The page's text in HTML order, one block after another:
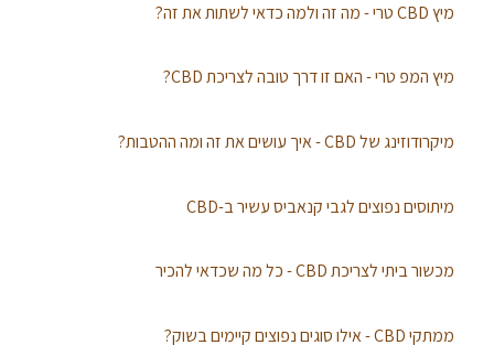
מיץ CBD טרי - מה זה ולמה כדאי לשתות את זה?
מיץ המפ טרי - האם זו דרך טובה לצריכת CBD?
מיקרודוזינג של CBD - איך עושים את זה ומה ההטבות?
מיתוסים נפוצים לגבי קנאביס עשיר ב-CBD
מכשור ביתי לצריכת CBD - כל מה שכדאי להכיר
ממתקי CBD - אילו סוגים נפוצים קיימים בשוק?